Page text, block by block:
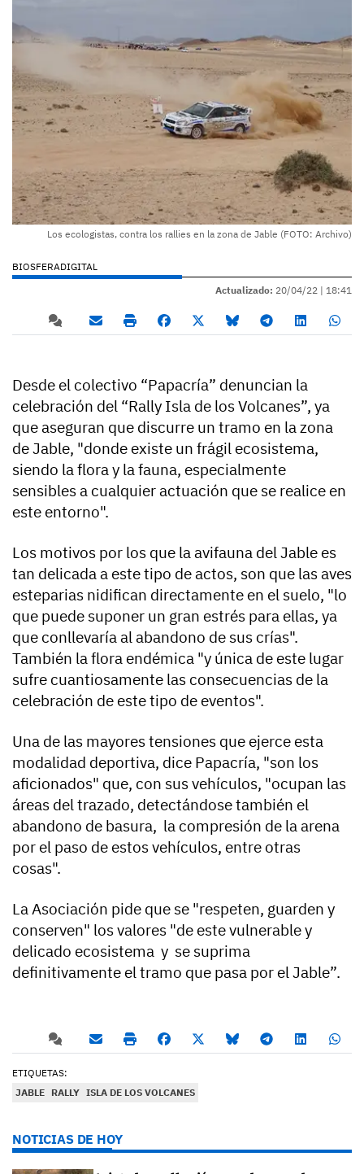
Los ecologistas, contra los rallies en la zona de Jable (FOTO: Archivo)
BIOSFERADIGITAL
Actualizado: 20/04/22 | 18:41
Desde el colectivo “Papacría” denuncian la
celebración del “Rally Isla de los Volcanes”, ya
que aseguran que discurre un tramo en la zona
de Jable, "donde existe un frágil ecosistema,
siendo la flora y la fauna, especialmente
sensibles a cualquier actuación que se realice en
este entorno".
Los motivos por los que la avifauna del Jable es
tan delicada a este tipo de actos, son que las aves
esteparias nidifican directamente en el suelo, "lo
que puede suponer un gran estrés para ellas, ya
que conllevaría al abandono de sus crías".
También la flora endémica "y única de este lugar
sufre cuantiosamente las consecuencias de la
celebración de este tipo de eventos".
Una de las mayores tensiones que ejerce esta
modalidad deportiva, dice Papacría, "son los
aficionados" que, con sus vehículos, "ocupan las
áreas del trazado, detectándose también el
abandono de basura, la compresión de la arena
por el paso de estos vehículos, entre otras
cosas".
La Asociación pide que se "respeten, guarden y
conserven" los valores "de este vulnerable y
delicado ecosistema y se suprima
definitivamente el tramo que pasa por el Jable”.
ETIQUETAS:
JABLE RALLY ISLA DE LOS VOLCANES
NOTICIAS DE HOY